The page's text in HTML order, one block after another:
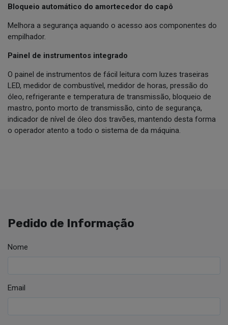
Bloqueio automático do amortecedor do capô
Melhora a segurança aquando o acesso aos componentes do
empilhador.
Painel de instrumentos integrado
O painel de instrumentos de fácil leitura com luzes traseiras
LED, medidor de combustível, medidor de horas, pressão do
óleo, refrigerante e temperatura de transmissão, bloqueio de
mastro, ponto morto de transmissão, cinto de segurança,
indicador de nível de óleo dos travões, mantendo desta forma
o operador atento a todo o sistema de da máquina.
Pedido de Informação
Nome
Email